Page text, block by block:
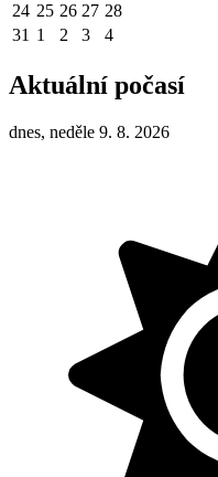
24 25 26 27 28
31 1 2 3 4
Aktuální počasí
dnes, neděle 9. 8. 2026